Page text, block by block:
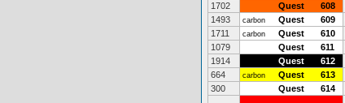
1702
Quest 608
1493
carbon Quest 609
1711
carbon Quest 610
1079
Quest 611
1914
Quest 612
664
carbon Quest 613
300
Quest 614